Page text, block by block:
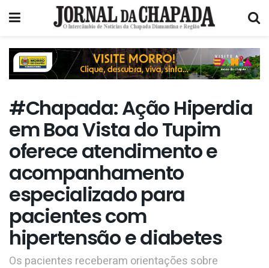
#Chapada: Ação Hiperdia
em Boa Vista do Tupim
oferece atendimento e
acompanhamento
especializado para
pacientes com
hipertensão e diabetes
Os pacientes receberam orientações sobre